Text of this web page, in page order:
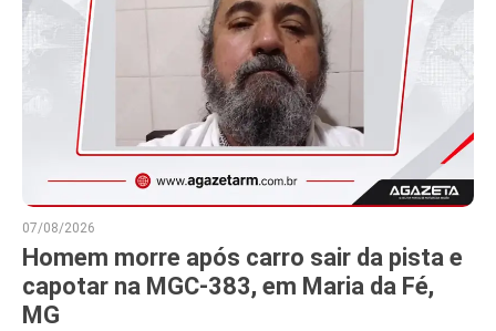
07/08/2026
Homem morre após carro sair da pista e
capotar na MGC-383, em Maria da Fé,
MG